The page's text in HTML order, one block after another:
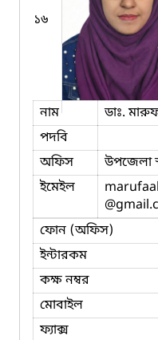
১৬
নাম
ডাঃ.
পদবি
অফিস
উপজেলা
ইমেইল
ফোন (অফিস)
ইন্টারকম
কক্ষ নম্বর
মোবাইল
ফ্যাক্স